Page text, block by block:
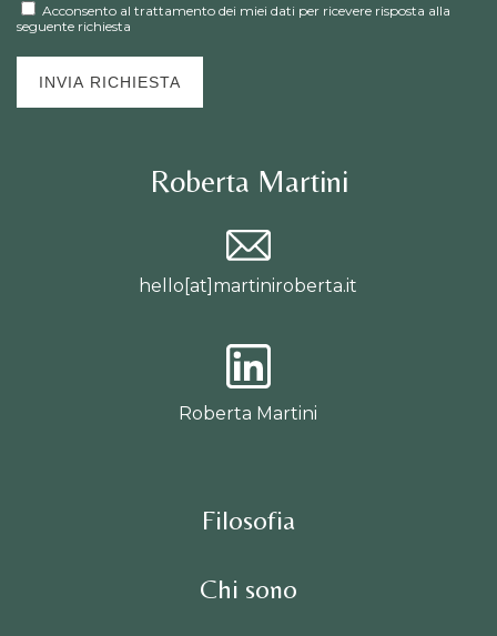
Acconsento al trattamento dei miei dati per ricevere risposta alla
seguente richiesta
Roberta Martini
hello[at]martiniroberta.it
Roberta Martini
Filosofia
Chi sono